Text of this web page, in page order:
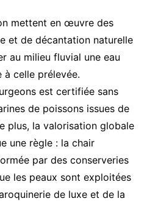
mettent en œuvre des
et de décantation naturelle
au milieu fluvial une eau
à celle prélevée.
est certifiée sans
de poissons issues de
plus, la valorisation globale
une règle : la chair
par des conserveries
les peaux sont exploitées
de luxe et de la